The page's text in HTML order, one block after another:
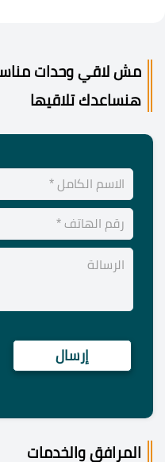
مش لاقي وحدات
هنساعدك تلاقيها
المرافق والخدمات